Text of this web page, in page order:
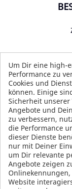
Um Dir eine high-
Performance zu
Cookies und
können. Einige
Sicherheit
Angebote und
zu verbessern,
die Performance
dieser Dienste
nur mit Deiner
um Dir relevante
Angebote zeigen
Website